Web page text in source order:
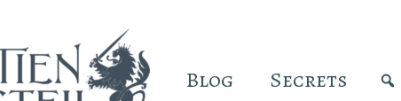
Blog Secrets